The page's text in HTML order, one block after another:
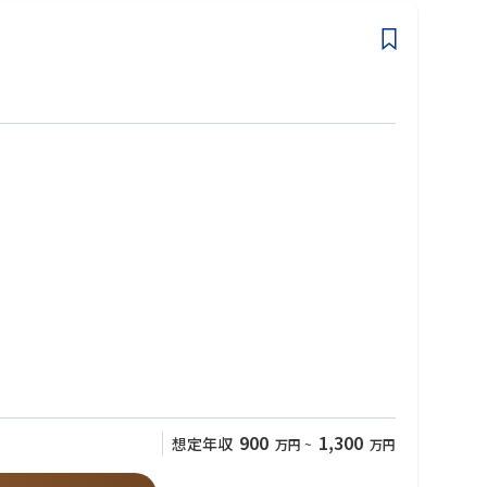
3年ある方
想定年収 900 万円 ~ 1,300 万円